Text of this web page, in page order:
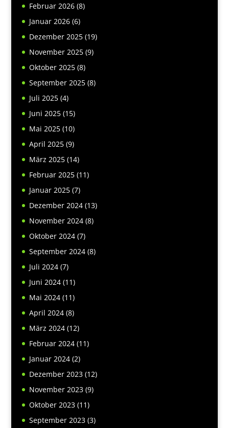
Februar 2026(8)
Januar 2026(6)
Dezember 2025(19)
November 2025(9)
Oktober 2025(8)
September 2025(8)
Juli 2025(4)
Juni 2025(15)
Mai 2025(10)
April 2025(9)
März 2025(14)
Februar 2025(11)
Januar 2025(7)
Dezember 2024(13)
November 2024(8)
Oktober 2024(7)
September 2024(8)
Juli 2024(7)
Juni 2024(11)
Mai 2024(11)
April 2024(8)
März 2024(12)
Februar 2024(11)
Januar 2024(2)
Dezember 2023(12)
November 2023(9)
Oktober 2023(11)
September 2023(3)